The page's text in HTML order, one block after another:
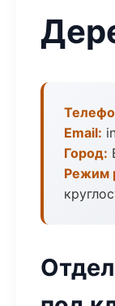
Email:
Город:
Режим